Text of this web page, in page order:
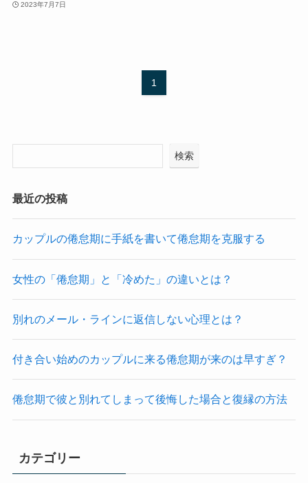
2023年7月7日
1
検索
最近の投稿
カップルの倦怠期に手紙を書いて倦怠期を克服する
女性の「倦怠期」と「冷めた」の違いとは？
別れのメール・ラインに返信しない心理とは？
付き合い始めのカップルに来る倦怠期が来のは早すぎ？
倦怠期で彼と別れてしまって後悔した場合と復縁の方法
カテゴリー